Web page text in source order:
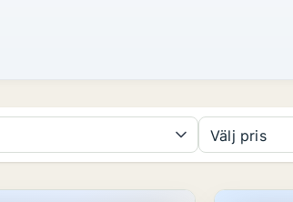
Välj pris